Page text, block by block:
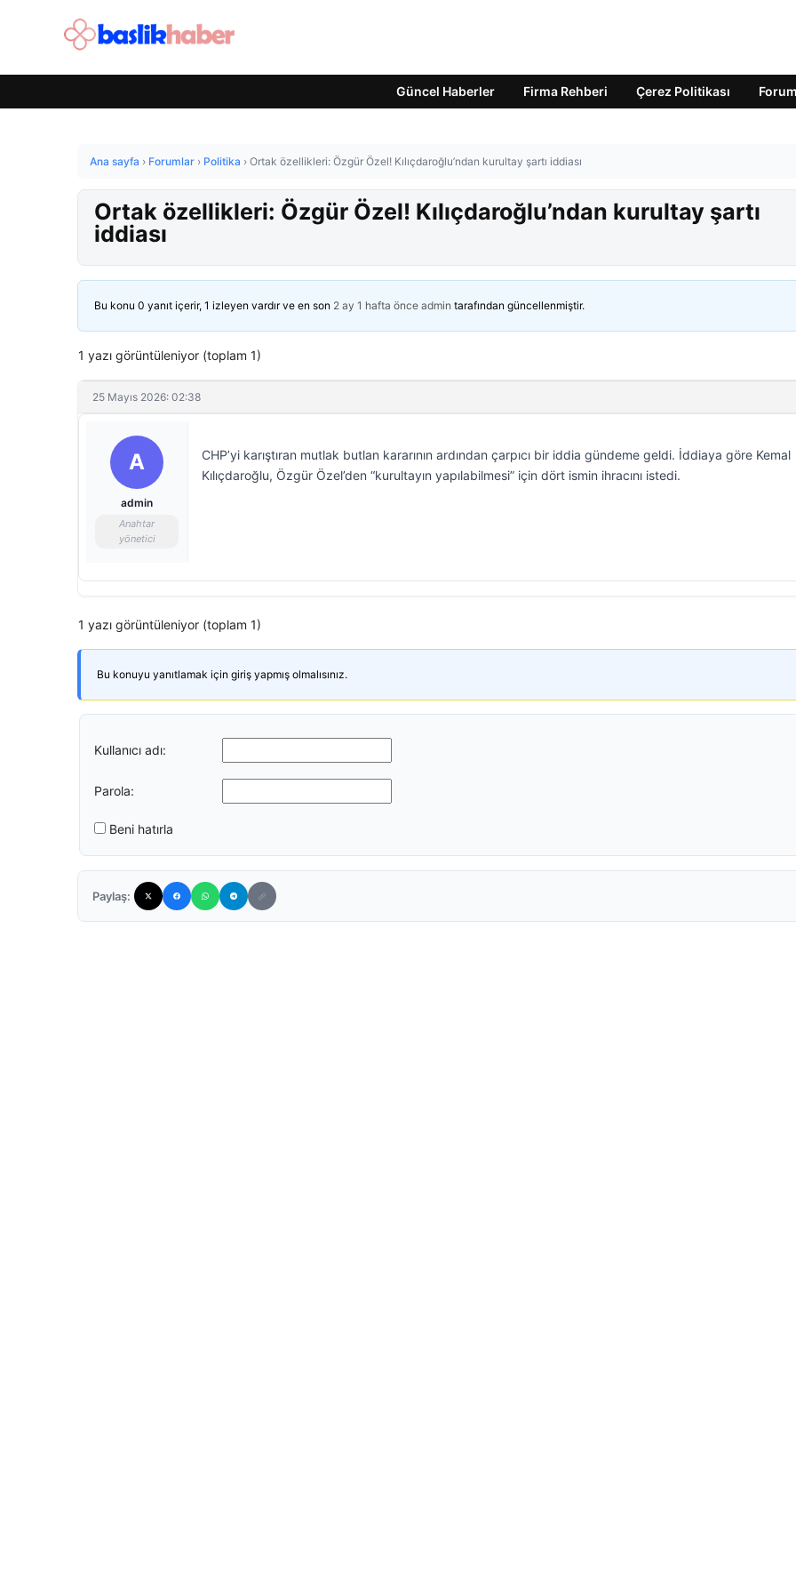
Güncel Haberler Firma Rehberi Çerez Politikası Forum
Ana sayfa › Forumlar › Politika › Ortak özellikleri: Özgür Özel! Kılıçdaroğlu’ndan kurultay şartı iddiası
Ortak özellikleri: Özgür Özel! Kılıçdaroğlu’ndan kurultay şartı
iddiası
Bu konu 0 yanıt içerir, 1 izleyen vardır ve en son 2 ay 1 hafta önce admin tarafından güncellenmiştir.
1 yazı görüntüleniyor (toplam 1)
25 Mayıs 2026: 02:38
A
admin
Anahtar
yönetici
CHP’yi karıştıran mutlak butlan kararının ardından çarpıcı bir iddia gündeme geldi. İddiaya göre Kemal
Kılıçdaroğlu, Özgür Özel’den “kurultayın yapılabilmesi” için dört ismin ihracını istedi.
1 yazı görüntüleniyor (toplam 1)
Bu konuyu yanıtlamak için giriş yapmış olmalısınız.
Kullanıcı adı:
Parola:
Beni hatırla
Paylaş: